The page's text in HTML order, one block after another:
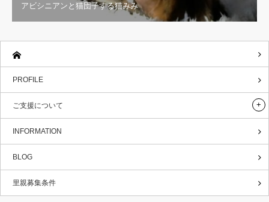
アビシニアンと猫団子する猫みみ
PROFILE
ご支援について
INFORMATION
BLOG
里親募集条件